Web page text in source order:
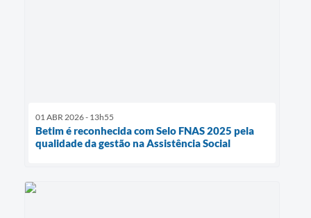
01 ABR 2026 - 13h55
Betim é reconhecida com Selo FNAS 2025 pela
qualidade da gestão na Assistência Social